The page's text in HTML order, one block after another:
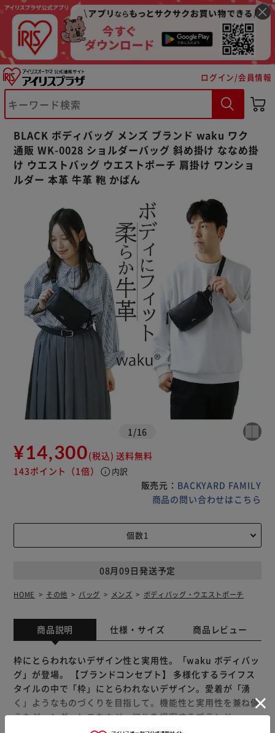
ログイン/会員情報
BLACK ボディバッグ メンズ ブランド waku ワク
通販 WK-0028 ショルダーバッグ 斜め掛け ななめ掛
け ウエストバッグ ウエストポーチ 肩掛け ワンショ
ルダー 本革 牛革 鞄 かばん
1 /16
¥14,300(税込) 送料無料
143ポイント （1倍） info 内訳
販売元： BACKYARD FAMILY
商品の問い合わせはこちら
08月09日発送予定
HOME その他 バッグ メンズ ボディバッグ・ウエストポーチ
商品説明 仕様・サイズ 商品レビュー
枠にとらわれないデザイン性と実用性。「waku ボディバッ
グ」が登場。 【ブランドコンセプト】 多様化するライフス
タイルの中で「枠」にとらわれないデザイン。愛着が「湧
く」ようなものづくりを目指して。機能性と実用性を兼ね備
えたジェンダーレスなカジュアルを提案するブランド、
waku。 【柔らかな質感のレザー】 なめらかで美しい佇ま
※ご確認ください
カートに入れる